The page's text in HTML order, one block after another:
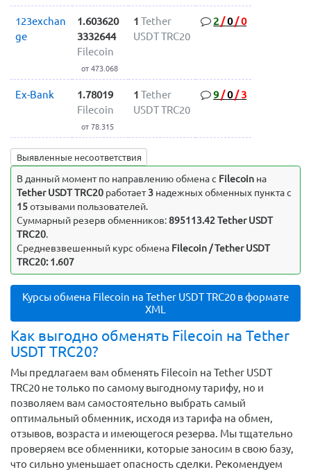
123exchan
ge
1.603620
3332644
Filecoin
от 473.068
1 Tether
USDT TRC20
2 /0/0
Ex-Bank
1.78019
Filecoin
от 78.315
1 Tether
USDT TRC20
9 /0/ 3
Выявленные несоответствия
В данный момент по направлению обмена c Filecoinна
Tether USDT TRC20работает3надежных обменных пункта с
15отзывами пользователей.
Суммарный резерв обменников:895113.42 Tether USDT
TRC20.
Средневзвешенный курс обмена Filecoin / Tether USDT
TRC20: 1.607
Курсы обмена Filecoin на Tether USDT TRC20 в формате
XML
Как выгодно обменять Filecoin на Tether
USDT TRC20?
Мы предлагаем вам обменять Filecoin на Tether USDT
TRC20 не только по самому выгодному тарифу, но и
позволяем вам самостоятельно выбрать самый
оптимальный обменник, исходя из тарифа на обмен,
отзывов, возраста и имеющегося резерва. Мы тщательно
проверяем все обменники, которые заносим в свою базу,
что сильно уменьшает опасность сделки. Рекомендуем